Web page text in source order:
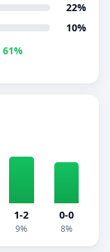
22%
10%
61%
1-2
9%
0-0
8%